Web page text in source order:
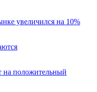
увеличился на 10%
на положительный